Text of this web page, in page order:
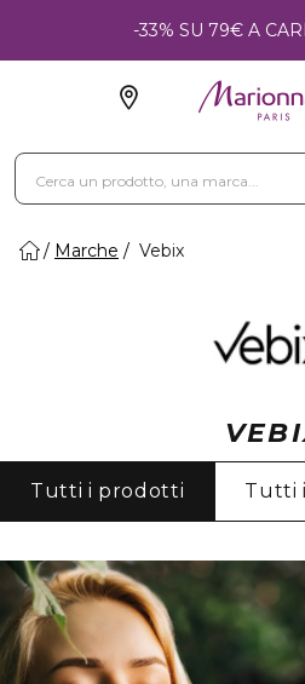
-33% SU 79€ A
Marche Vebix
Tutti i prodotti Tutti